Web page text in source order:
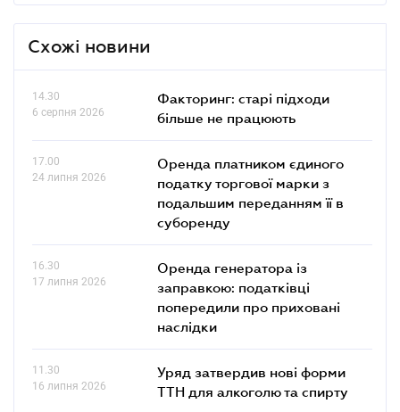
Схожі новини
14.30
6 серпня 2026
Факторинг: старі підходи
більше не працюють
17.00
24 липня 2026
Оренда платником єдиного
податку торгової марки з
подальшим переданням її в
суборенду
16.30
17 липня 2026
Оренда генератора із
заправкою: податківці
попередили про приховані
наслідки
11.30
16 липня 2026
Уряд затвердив нові форми
ТТН для алкоголю та спирту